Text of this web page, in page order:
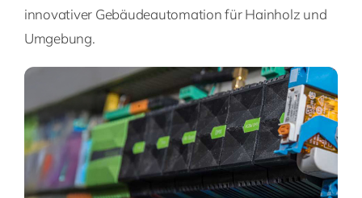
innovativer Gebäudeautomation für Hainholz und
Umgebung.